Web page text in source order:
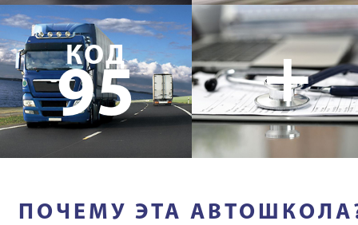
КОД
95 +
ПОЧЕМУ ЭТА